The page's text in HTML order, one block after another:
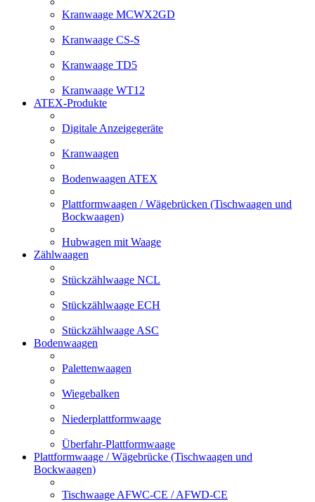
Kranwaage MCWX2GD
Kranwaage CS-S
Kranwaage TD5
Kranwaage WT12
ATEX-Produkte
Digitale Anzeigegeräte
Kranwaagen
Bodenwaagen ATEX
Plattformwaagen / Wägebrücken (Tischwaagen und
Bockwaagen)
Hubwagen mit Waage
Zählwaagen
Stückzählwaage NCL
Stückzählwaage ECH
Stückzählwaage ASC
Bodenwaagen
Palettenwaagen
Wiegebalken
Niederplattformwaage
Überfahr-Plattformwaage
Plattformwaage / Wägebrücke (Tischwaagen und
Bockwaagen)
Tischwaage AFWC-CE / AFWD-CE